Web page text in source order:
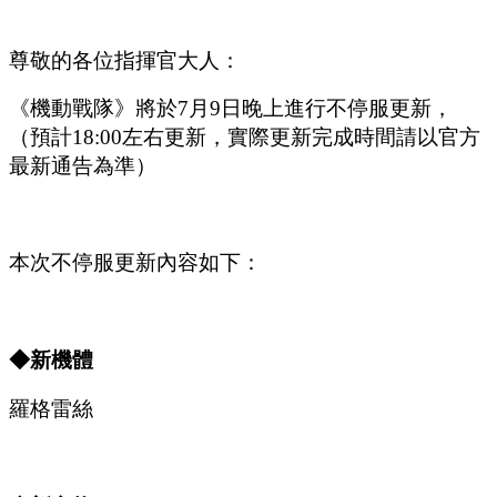
尊敬的各位指揮官大人：
《機動戰隊》將於7月 9 日晚上進行不停服更新，
（預計18:00左右更新，實際更新完成時間請以官方
最新通告為準）
本次不停服更新內容如下：
◆新機體
羅格雷絲